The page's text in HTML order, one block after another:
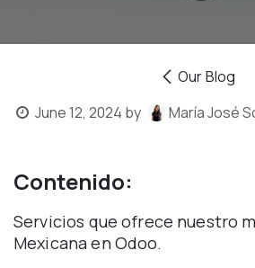
Our Blog
June 12, 2024 by María José
Contenido:
Servicios que ofrece nuestro
Mexicana en Odoo.